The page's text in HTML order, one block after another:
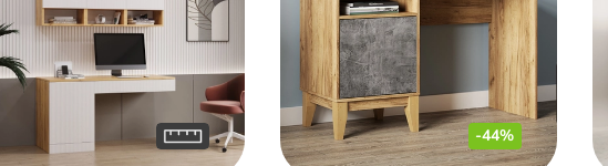
-44%